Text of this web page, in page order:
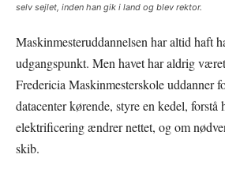
selv sejlet, inden han gik i land og blev rektor.
Maskinmesteruddannelsen har altid haft
udgangspunkt. Men havet har aldrig
Fredericia Maskinmesterskole uddanner
datacenter kørende, styre en kedel, forstå
elektrificering ændrer nettet, og om
skib.